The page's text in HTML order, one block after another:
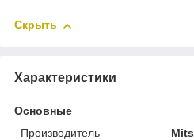
Скрыть
Характеристики
Основные
Производитель